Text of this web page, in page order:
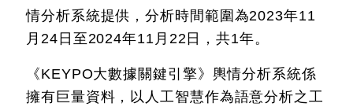
情分析系統提供，分析時間範圍為2023年11
月24日至2024年11月22日，共1年。
《KEYPO大數據關鍵引擎》輿情分析系統係
擁有巨量資料，以人工智慧作為語意分析之工